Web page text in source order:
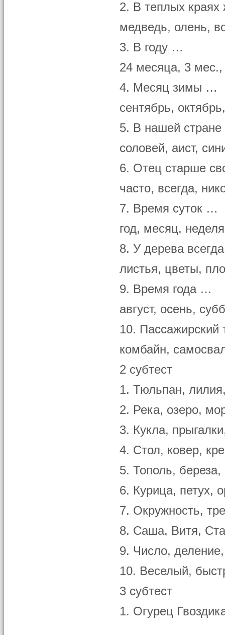
2. В теплых
медведь, олень,
3. В году …
24 месяца, 3
4. Месяц зимы …
сентябрь,
5. В нашей
соловей, аист,
6. Отец старше
часто, всегда,
7. Время суток …
год, месяц,
8. У дерева
листья, цветы,
9. Время года …
август, осень,
10. Пассажирский
комбайн,
2 субтест
1. Тюльпан,
2. Река, озеро,
3. Кукла,
4. Стол, ковер,
5. Тополь,
6. Курица, петух,
7. Окружность,
8. Саша, Витя,
9. Число,
10. Веселый,
3 субтест
1. Огурец